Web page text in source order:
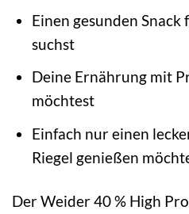
Einen gesunden
suchst
Deine Ernährung mit
möchtest
Einfach nur einen
Riegel genießen
Der Weider 40 % High